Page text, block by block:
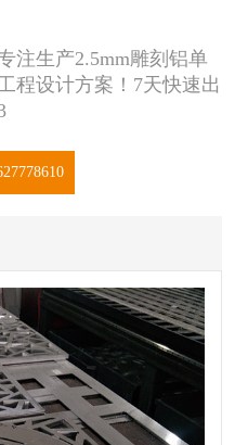
注生产2.5mm雕刻铝单
程设计方案！7天快速出